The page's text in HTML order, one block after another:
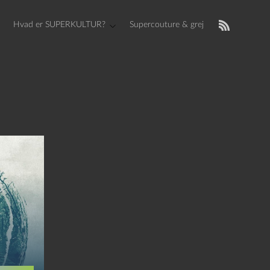
Hvad er SUPERKULTUR? Supercouture & grej